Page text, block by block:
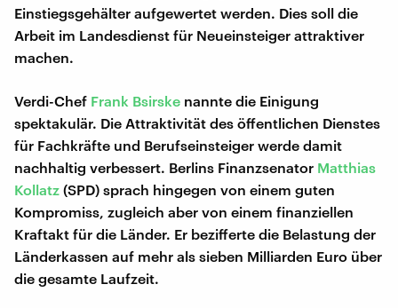
Einstiegsgehälter aufgewertet werden. Dies soll die
Arbeit im Landesdienst für Neueinsteiger attraktiver
machen.
Verdi-Chef Frank Bsirske nannte die Einigung
spektakulär. Die Attraktivität des öffentlichen Dienstes
für Fachkräfte und Berufseinsteiger werde damit
nachhaltig verbessert. Berlins Finanzsenator Matthias
Kollatz (SPD) sprach hingegen von einem guten
Kompromiss, zugleich aber von einem finanziellen
Kraftakt für die Länder. Er bezifferte die Belastung der
Länderkassen auf mehr als sieben Milliarden Euro über
die gesamte Laufzeit.